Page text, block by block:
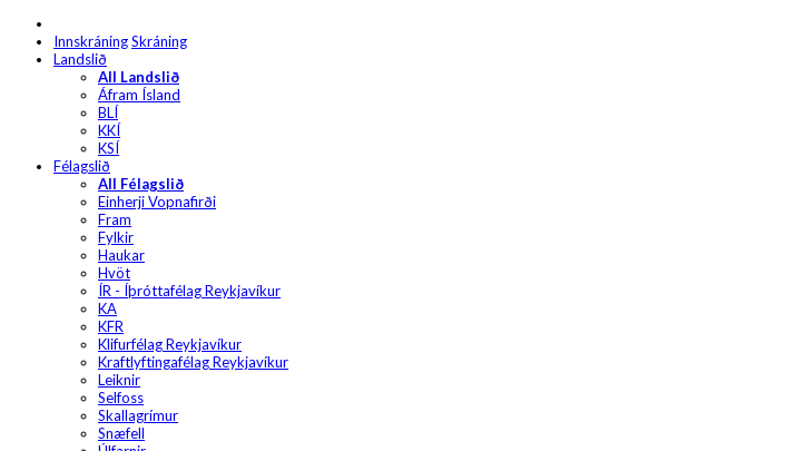
InnskráningSkráning
Landslið
All Landslið
Áfram Ísland
BLÍ
KKÍ
KSÍ
Félagslið
All Félagslið
Einherji Vopnafirði
Fram
Fylkir
Haukar
Hvöt
ÍR - Íþróttafélag Reykjavíkur
KA
KFR
Klifurfélag Reykjavíkur
Kraftlyftingafélag Reykjavíkur
Leiknir
Selfoss
Skallagrímur
Snæfell